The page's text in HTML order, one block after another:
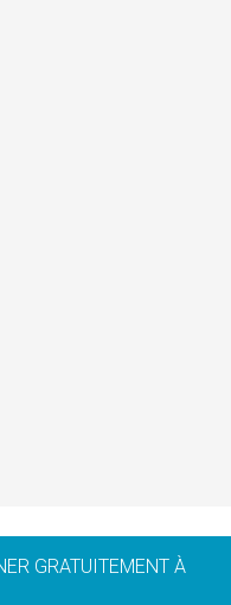
GRATUITEMENT À